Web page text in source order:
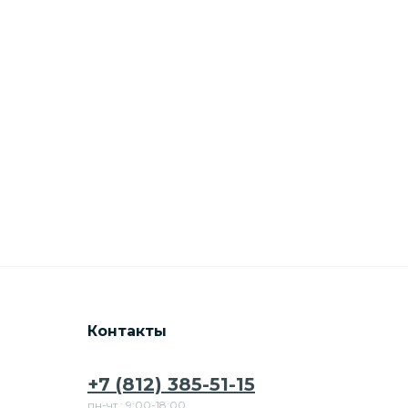
+7 (812) 385-51-15
пн-чт.: 9:00-18:00
Контакты